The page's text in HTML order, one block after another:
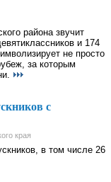
района звучит
и 174
не просто
за которым
с
края
в том числе 26